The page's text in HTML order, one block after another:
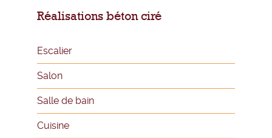
Réalisations béton ciré
Escalier
Salon
Salle de bain
Cuisine